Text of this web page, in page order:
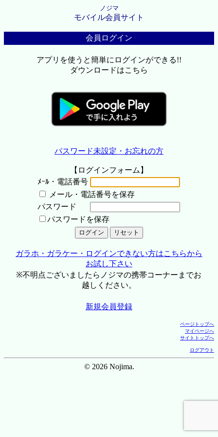
ノジマ
モバイル会員サイト
会員ログイン
アプリを使うと簡単にログインができる!!
ダウンロードはこちら
パスワード未設定・お忘れの方
【ログインフォーム】
ﾒｰﾙ・電話番号
メール・電話番号を保存
パスワード
パスワードを保存
ガラホ・ガラケー・ログインできない方はこちらから
お試し下さい
※不明点ございましたらノジマの携帯コーナーまでお
越しください。
新規会員登録
ページトップへ
マイページへ
サイトトップへ
ログアウト
© 2026 Nojima.